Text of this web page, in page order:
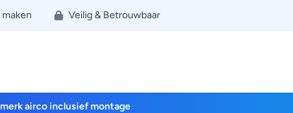
Veilig & Betrouwbaar
airco inclusief montage